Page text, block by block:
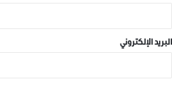
البريد الإلكتروني